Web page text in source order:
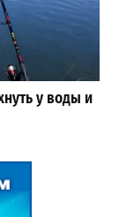
у воды и